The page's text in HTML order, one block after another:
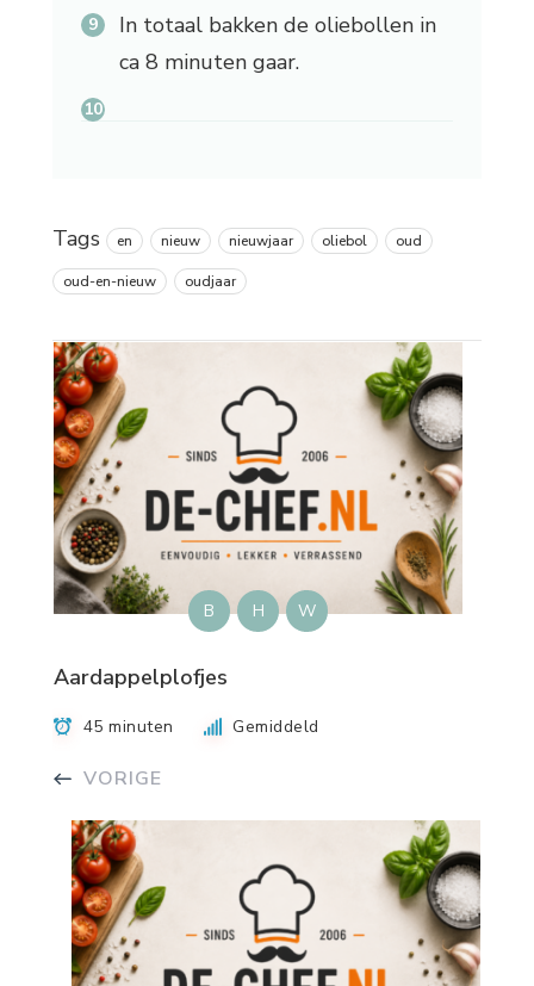
In totaal bakken de oliebollen in
ca 8 minuten gaar.
Tags en nieuw nieuwjaar oliebol oud
oud-en-nieuw oudjaar
B H W
Aardappelplofjes
45 minuten Gemiddeld
VORIGE